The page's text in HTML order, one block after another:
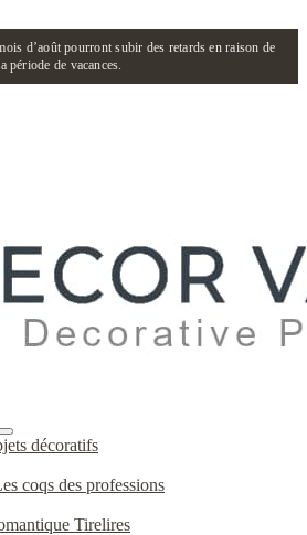
d’août pourront subir des retards en raison de
période de vacances.
décoratifs
coqs des professions
Tirelires